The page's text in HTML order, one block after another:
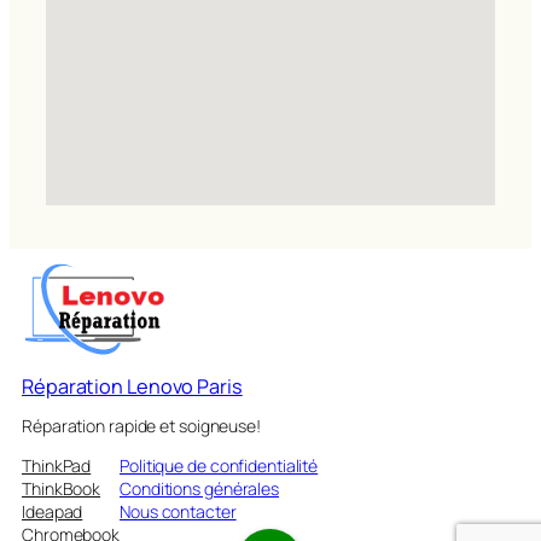
Réparation Lenovo Paris
Réparation rapide et soigneuse!
ThinkPad
ThinkBook
Ideapad
Chromebook
Politique de confidentialité
Conditions générales
Nous contacter